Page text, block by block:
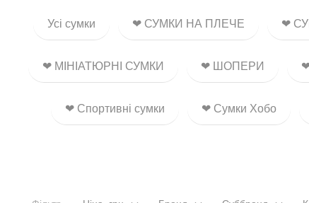
Усі сумки ❤ СУМКИ НА ПЛЕЧЕ ❤
❤ МІНІАТЮРНІ СУМКИ ❤ ШОПЕРИ
❤ Спортивні сумки ❤ Сумки Хобо